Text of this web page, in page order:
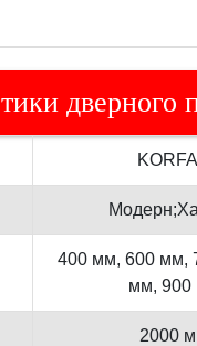
дверного
400 мм, 600 мм,
мм, 900
2000